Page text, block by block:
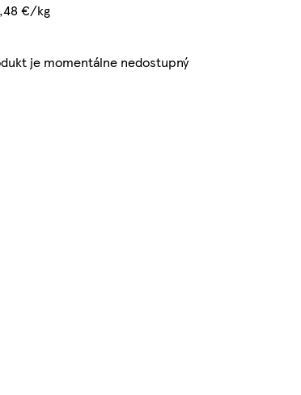
€/kg
je momentálne nedostupný